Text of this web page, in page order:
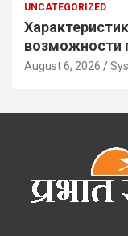
UNCATEGORIZED
возможности
August 6, 2026